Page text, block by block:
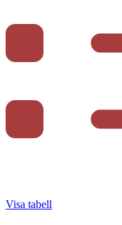
Visa tabell